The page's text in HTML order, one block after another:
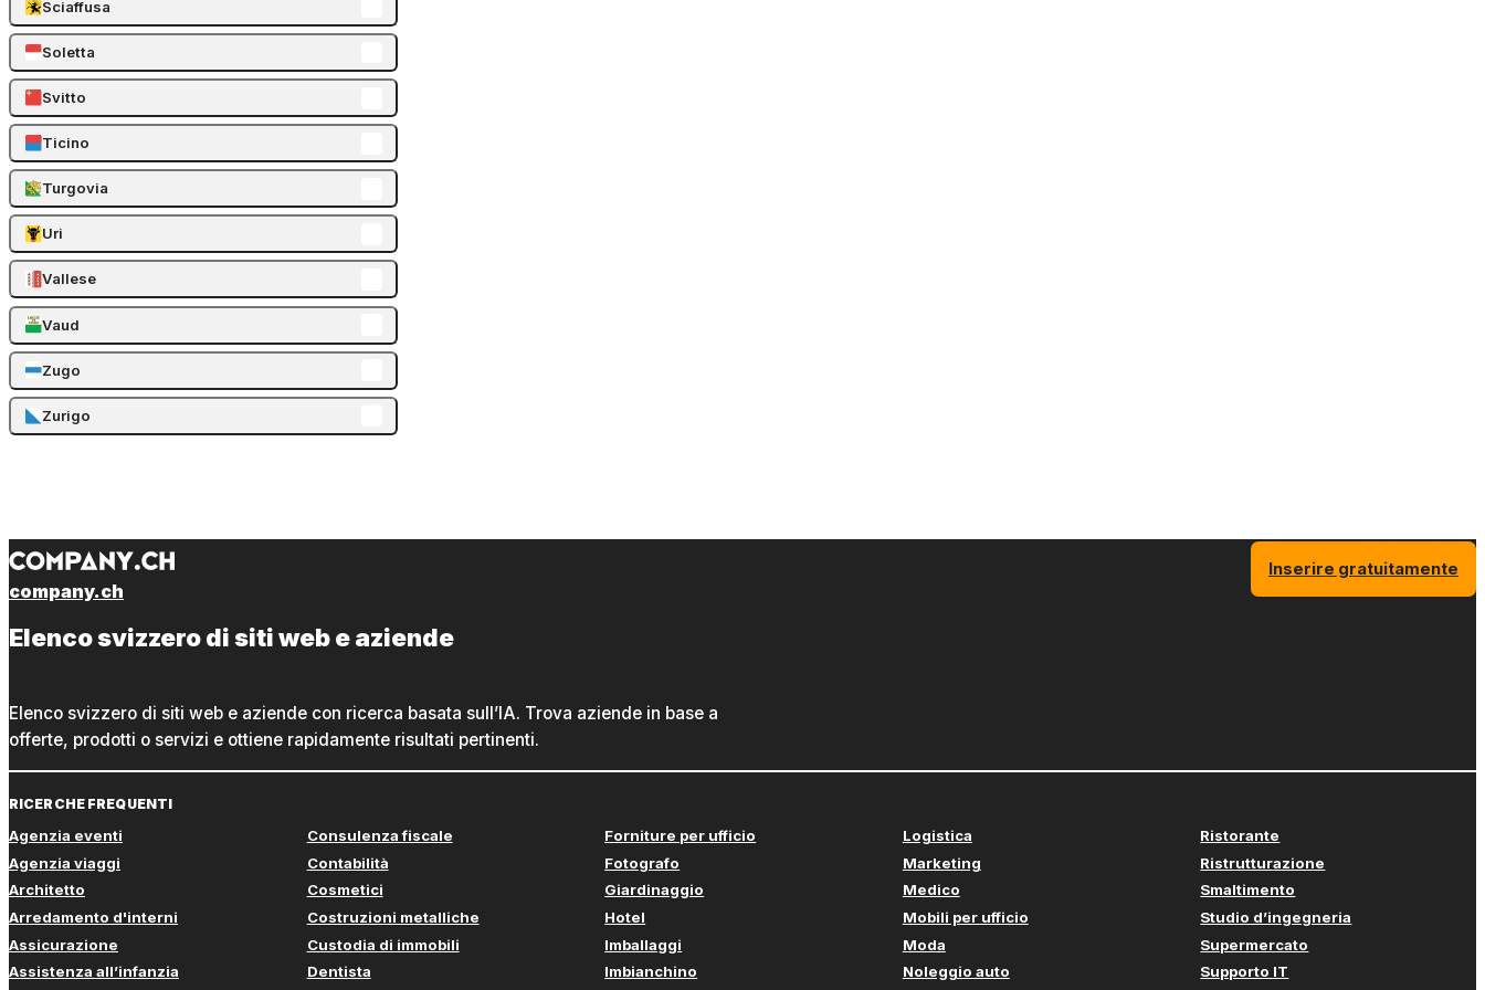
Sciaffusa
Soletta
Svitto
Ticino
Turgovia
Uri
Vallese
Vaud
Zugo
Zurigo
company.ch
Inserire gratuitamente
Elenco svizzero di siti web e aziende
Elenco svizzero di siti web e aziende con ricerca basata sull’IA. Trova aziende in base a
offerte, prodotti o servizi e ottiene rapidamente risultati pertinenti.
RICERCHE FREQUENTI
Agenzia eventi
Agenzia viaggi
Architetto
Arredamento d'interni
Assicurazione
Assistenza all’infanzia
Consulenza fiscale
Contabilità
Cosmetici
Costruzioni metalliche
Custodia di immobili
Dentista
Forniture per ufficio
Fotografo
Giardinaggio
Hotel
Imballaggi
Imbianchino
Logistica
Marketing
Medico
Mobili per ufficio
Moda
Noleggio auto
Ristorante
Ristrutturazione
Smaltimento
Studio d’ingegneria
Supermercato
Supporto IT